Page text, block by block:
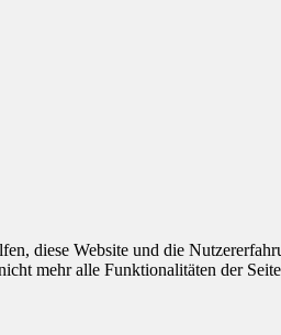
diese Website und die
mehr alle Funktionalitäten der